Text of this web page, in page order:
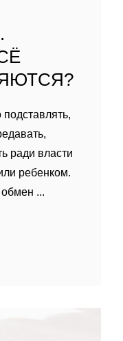
ради власти
ребенком.
...